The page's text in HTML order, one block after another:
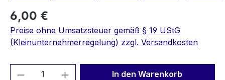
6,00 €
Preise ohne Umsatzsteuer gemäß § 19 UStG
(Kleinunternehmerregelung) zzgl. Versandkosten
Produkt Anzahl: Gib denIn den Warenkorb